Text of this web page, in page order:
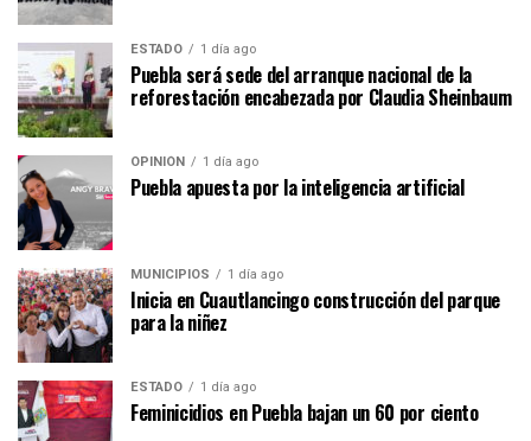
ESTADO 1 día ago
Puebla será sede del arranque nacional de la
reforestación encabezada por Claudia Sheinbaum
OPINIÓN 1 día ago
Puebla apuesta por la inteligencia artificial
MUNICIPIOS 1 día ago
Inicia en Cuautlancingo construcción del parque
para la niñez
ESTADO 1 día ago
Feminicidios en Puebla bajan un 60 por ciento